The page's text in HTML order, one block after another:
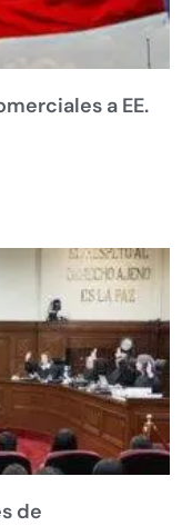
a EE.
de